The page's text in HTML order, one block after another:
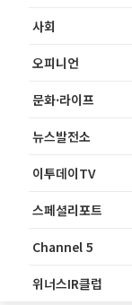
사회
오피니언
문화·라이프
뉴스발전소
이투데이TV
스페셜리포트
Channel 5
위너스IR클럽